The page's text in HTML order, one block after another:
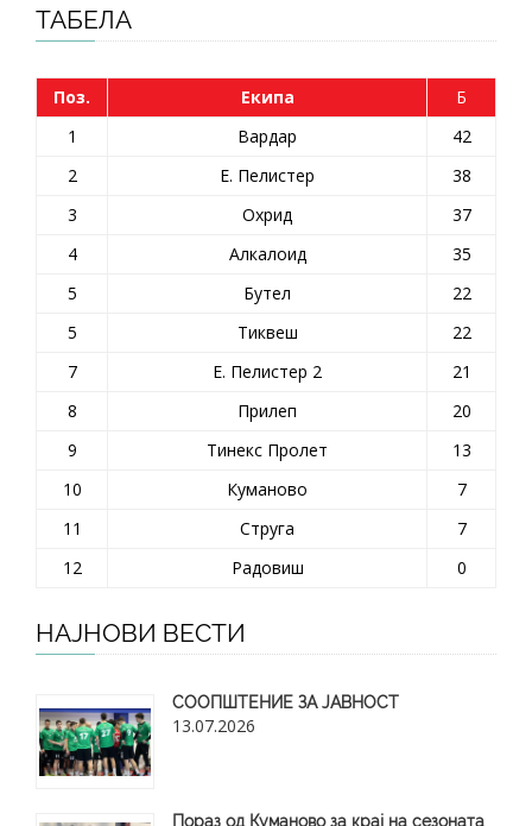
ТАБЕЛА
Поз. Екипа
Б
1
Вардар
42
2
Е. Пелистер
38
3
Охрид
37
4
Алкалоид
35
5
Бутел
22
5
Тиквеш
22
7
Е. Пелистер 2
21
8
Прилеп
20
9
Тинекс Пролет
13
10
Куманово
7
11
Струга
7
12
Радовиш 0
НАЈНОВИ ВЕСТИ
СООПШТЕНИЕ ЗА ЈАВНОСТ
13.07.2026
Пораз од Куманово за крај на сезоната